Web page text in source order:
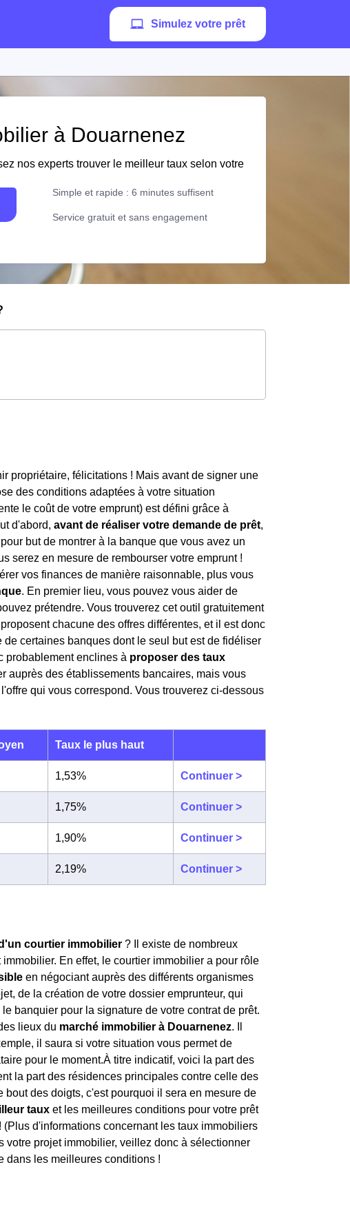
Simulez votre prêt
à Douarnenez
nos experts trouver le meilleur taux selon votre
Simple et rapide : 6 minutes suffisent
Service gratuit et sans engagement
propriétaire, félicitations ! Mais avant de signer une
des conditions adaptées à votre situation
le coût de votre emprunt) est défini grâce à
d'abord, avant de réaliser votre demande de prêt,
but de montrer à la banque que vous avez un
serez en mesure de rembourser votre emprunt !
vos finances de manière raisonnable, plus vous
. En premier lieu, vous pouvez vous aider de
prétendre. Vous trouverez cet outil gratuitement
chacune des offres différentes, et il est donc
de certaines banques dont le seul but est de fidéliser
probablement enclines à proposer des taux
auprès des établissements bancaires, mais vous
qui vous correspond. Vous trouverez ci-dessous
Taux le plus haut
1,53% Continuer >
1,75% Continuer >
1,90% Continuer >
2,19% Continuer >
courtier immobilier ? Il existe de nombreux
En effet, le courtier immobilier a pour rôle
en négociant auprès des différents organismes
de la création de votre dossier emprunteur, qui
banquier pour la signature de votre contrat de prêt.
lieux du marché immobilier à Douarnenez. Il
il saura si votre situation vous permet de
pour le moment.À titre indicatif, voici la part des
la part des résidences principales contre celle des
des doigts, c'est pourquoi il sera en mesure de
taux et les meilleures conditions pour votre prêt
d'informations concernant les taux immobiliers
votre projet immobilier, veillez donc à sélectionner
dans les meilleures conditions !